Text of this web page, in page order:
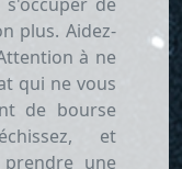
plus. Aidez-
à ne
qui ne vous
de bourse
et
une